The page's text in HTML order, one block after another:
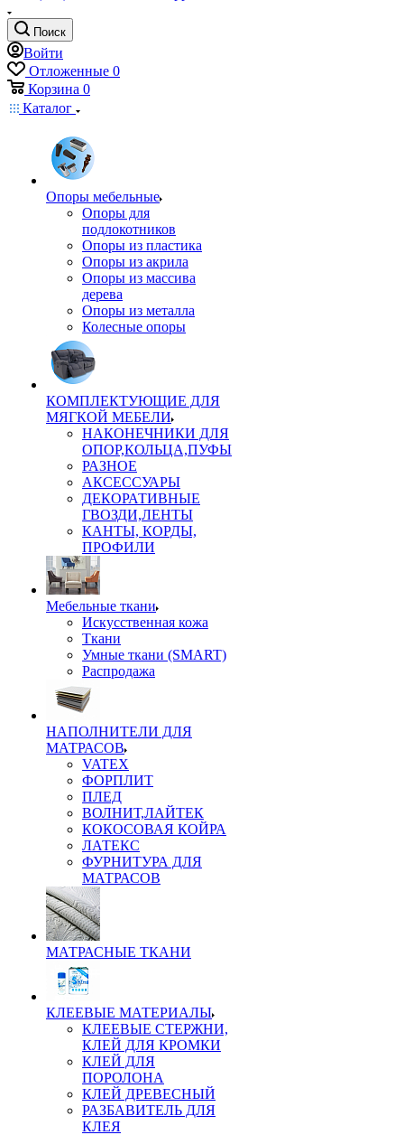
Поиск
Войти
Отложенные 0
Корзина 0
Каталог
Опоры мебельные
Опоры для
подлокотников
Опоры из пластика
Опоры из акрила
Опоры из массива
дерева
Опоры из металла
Колесные опоры
КОМПЛЕКТУЮЩИЕ ДЛЯ
МЯГКОЙ МЕБЕЛИ
НАКОНЕЧНИКИ ДЛЯ
ОПОР,КОЛЬЦА,ПУФЫ
РАЗНОЕ
АКСЕССУАРЫ
ДЕКОРАТИВНЫЕ
ГВОЗДИ,ЛЕНТЫ
КАНТЫ, КОРДЫ,
ПРОФИЛИ
Мебельные ткани
Искусственная кожа
Ткани
Умные ткани (SMART)
Распродажа
НАПОЛНИТЕЛИ ДЛЯ
МАТРАСОВ
VATEX
ФОРПЛИТ
ПЛЕД
ВОЛНИТ,ЛАЙТЕК
КОКОСОВАЯ КОЙРА
ЛАТЕКС
ФУРНИТУРА ДЛЯ
МАТРАСОВ
МАТРАСНЫЕ ТКАНИ
КЛЕЕВЫЕ МАТЕРИАЛЫ
КЛЕЕВЫЕ СТЕРЖНИ,
КЛЕЙ ДЛЯ КРОМКИ
КЛЕЙ ДЛЯ
ПОРОЛОНА
КЛЕЙ ДРЕВЕСНЫЙ
РАЗБАВИТЕЛЬ ДЛЯ
КЛЕЯ